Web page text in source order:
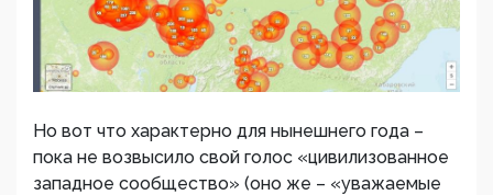
Но вот что характерно для нынешнего года –
пока не возвысило свой голос «цивилизованное
западное сообщество» (оно же – «уважаемые